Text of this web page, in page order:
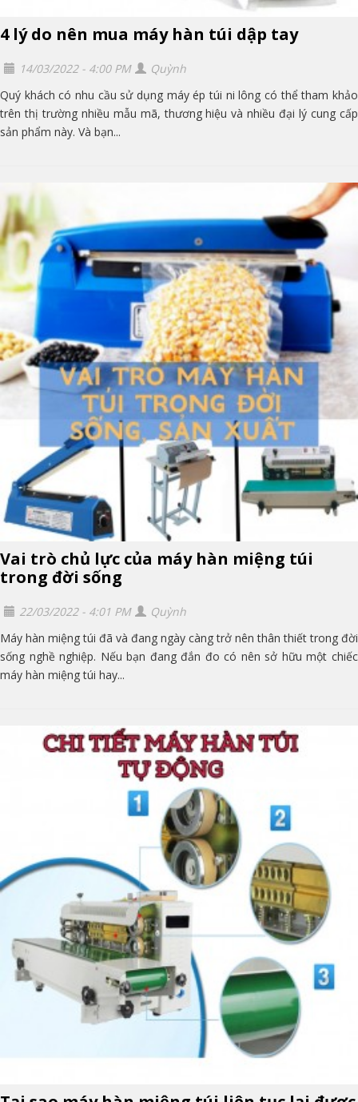
4 lý do nên mua máy hàn túi dập tay
14/03/2022 - 4:00 PM
Quỳnh
Quý khách có nhu cầu sử dụng máy ép túi ni lông có thể tham khảo
trên thị trường nhiều mẫu mã, thương hiệu và nhiều đại lý cung cấp
sản phẩm này. Và bạn...
Vai trò chủ lực của máy hàn miệng túi
trong đời sống
22/03/2022 - 4:01 PM
Quỳnh
Máy hàn miệng túi đã và đang ngày càng trở nên thân thiết trong đời
sống nghề nghiệp. Nếu bạn đang đắn đo có nên sở hữu một chiếc
máy hàn miệng túi hay...